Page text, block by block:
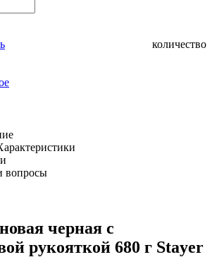
количество
вопросы
черная с
рукояткой 680 г Stayer